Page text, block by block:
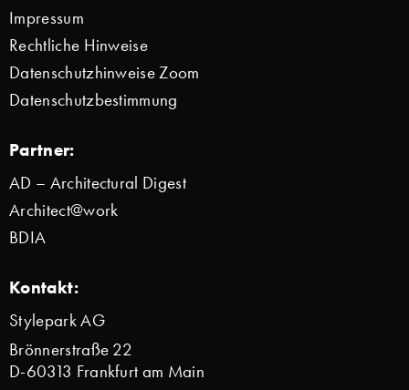
Impressum
Rechtliche Hinweise
Datenschutzhinweise Zoom
Datenschutzbestimmung
Partner:
AD – Architectural Digest
Architect@work
BDIA
Kontakt:
Stylepark AG
Brönnerstraße 22
D-60313 Frankfurt am Main